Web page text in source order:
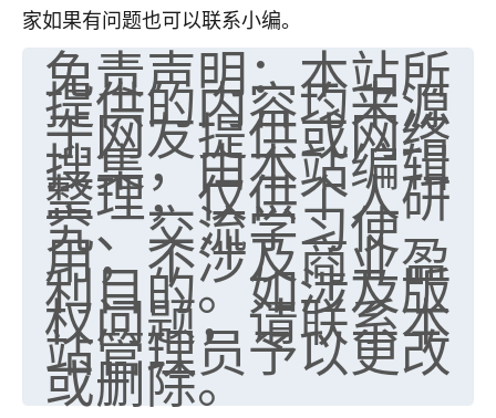
家如果有问题也可以联系小编。
免责声明：本站所
提供的内容均来源
于网友提供或网络
搜集，由本站编辑
整理，仅供个人研
究、交流学习使
用，不涉及商业盈
利目的。如涉及版
权问题，请联系本
站管理员予以更改
或删除。
优秀的张同学
老师收徒吗？？我对这些很感兴趣
2天前 来自山西 15